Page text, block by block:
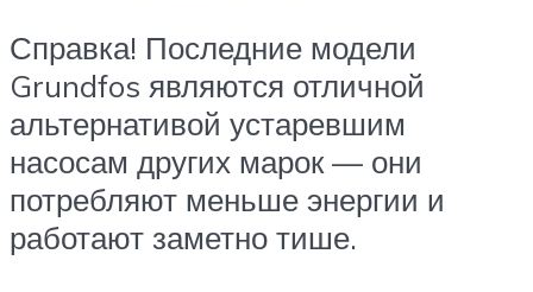
Справка! Последние модели
Grundfos являются отличной
альтернативой устаревшим
насосам других марок — они
потребляют меньше энергии и
работают заметно тише.